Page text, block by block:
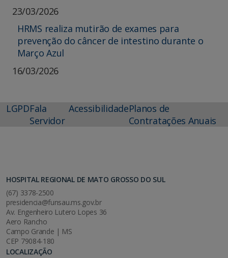
23/03/2026
HRMS realiza mutirão de exames para
prevenção do câncer de intestino durante o
Março Azul
16/03/2026
LGPDFala
Servidor
AcessibilidadePlanos de
Contratações Anuais
HOSPITAL REGIONAL DE MATO GROSSO DO SUL
(67) 3378-2500
presidencia@funsau.ms.gov.br
Av. Engenheiro Lutero Lopes 36
Aero Rancho
Campo Grande | MS
CEP 79084-180
LOCALIZAÇÃO